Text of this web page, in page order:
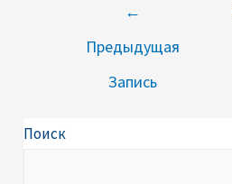
записям
←
Предыдущая
Запись
Поиск